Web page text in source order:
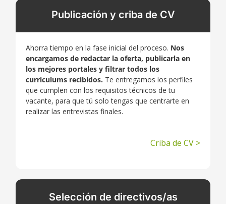
Publicación y criba de CV
Ahorra tiempo en la fase inicial del proceso. Nos
encargamos de redactar la oferta, publicarla en
los mejores portales y filtrar todos los
currículums recibidos. Te entregamos los perfiles
que cumplen con los requisitos técnicos de tu
vacante, para que tú solo tengas que centrarte en
realizar las entrevistas finales.
Criba de CV >
Selección de directivos/as